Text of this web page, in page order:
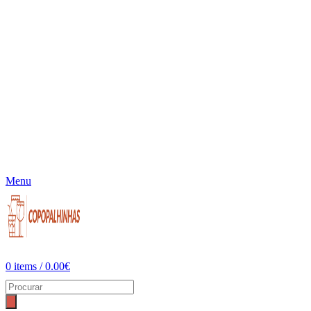
Menu
0 items / 0.00€